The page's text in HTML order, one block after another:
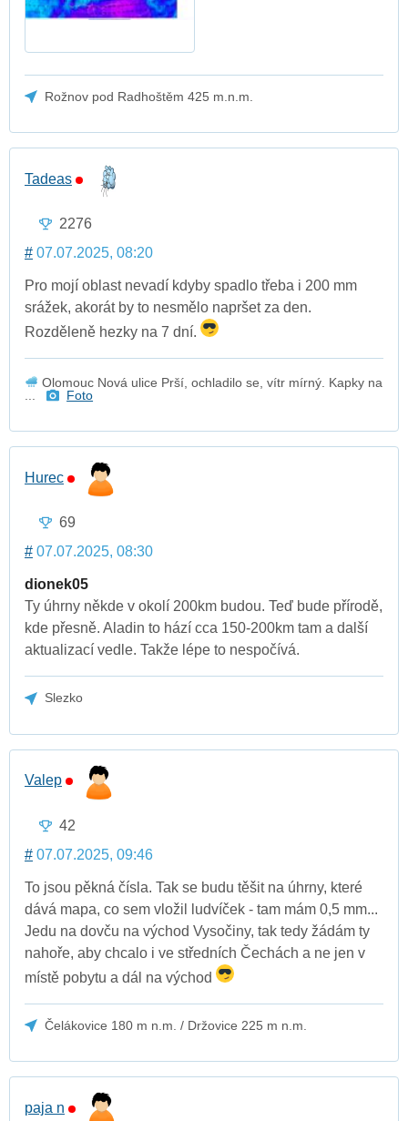
Rožnov pod Radhoštěm 425 m.n.m.
Tadeas
2276
# 07.07.2025, 08:20
Pro mojí oblast nevadí kdyby spadlo třeba i 200 mm
srážek, akorát by to nesmělo napršet za den.
Rozděleně hezky na 7 dní.
Olomouc Nová ulice Prší, ochladilo se, vítr mírný. Kapky na
Foto
Hurec
69
# 07.07.2025, 08:30
dionek05
Ty úhrny někde v okolí 200km budou. Teď bude přírodě,
kde přesně. Aladin to hází cca 150-200km tam a další
aktualizací vedle. Takže lépe to nespočívá.
Slezko
Valep
42
# 07.07.2025, 09:46
To jsou pěkná čísla. Tak se budu těšit na úhrny, které
dává mapa, co sem vložil ludvíček - tam mám 0,5 mm...
Jedu na dovču na východ Vysočiny, tak tedy žádám ty
nahoře, aby chcalo i ve středních Čechách a ne jen v
místě pobytu a dál na východ
Čelákovice 180 m n.m. / Držovice 225 m n.m.
paja n